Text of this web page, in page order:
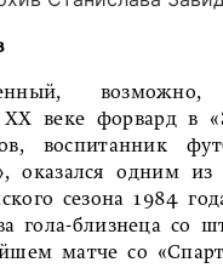
возможно,
веке форвард в
воспитанник
оказался одним из
сезона 1984
гола-близнеца со
матче со